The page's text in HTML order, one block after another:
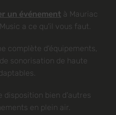
un événement à Mauriac
a ce qu'il vous faut.
complète d'équipements,
sonorisation de haute
disposition bien d'autres
en plein air.